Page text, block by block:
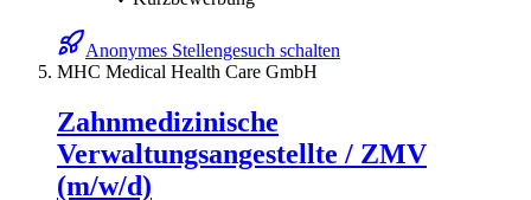
Anonymes Stellengesuch schalten
MHC Medical Health Care GmbH
Zahnmedizinische
Verwaltungsangestellte / ZMV
(m/w/d)